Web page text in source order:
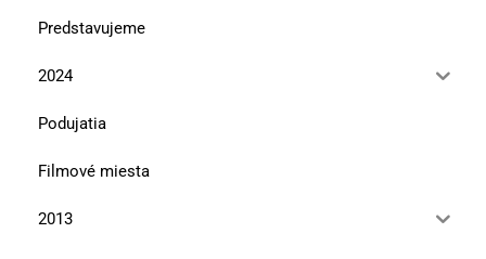
Predstavujeme
2024
Podujatia
Filmové miesta
2013